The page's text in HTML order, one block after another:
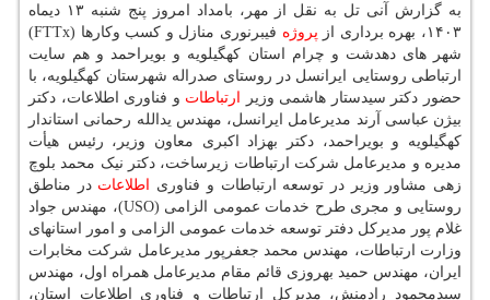
به گزارش آنی تل به نقل از مهر، بامداد امروز پنج شنبه ۱۳ دیماه
۱۴۰۳، بهره برداری از
پروژه
فیبرنوری منازل و کسب وکارها (FTTx)
شهر های دهدشت و چرام استان کهگیلویه و بویراحمد و هم سایت
ارتباطی روستایی ایرانسل در روستای صدراله شهرستان کهگیلویه، با
حضور دکتر سیدستار هاشمی وزیر ارتباطات و فناوری اطلاعات، دکتر
بیژن عباسی آرند مدیرعامل ایرانسل، مهندس یدالله رحمانی استاندار
کهگیلویه و بویراحمد، دکتر بهزاد اکبری معاون وزیر، رئیس هیأت
مدیره و مدیرعامل شرکت ارتباطات زیرساخت، دکتر نیک محمد بلوچ
زهی مشاور وزیر در توسعه ارتباطات و فناوری اطلاعات در مناطق
روستایی و مجری طرح خدمات عمومی الزامی (USO)، مهندس جواد
غلام پور مدیرکل دفتر توسعه خدمات عمومی الزامی و امور استانهای
وزارت ارتباطات، مهندس محمد جعفرپور مدیرعامل شرکت مخابرات
ایران، مهندس حمید بهروزی قائم مقام مدیرعامل همراه اول، مهندس
سیدمحمود رادمنش، مدیرکل ارتباطات و فناوری اطلاعات استان،